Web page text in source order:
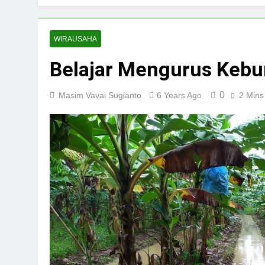
WIRAUSAHA
Belajar Mengurus
Masim Vavai Sugianto 6 Years Ago 0 2 Mins